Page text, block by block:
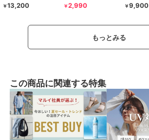
￥13,200 ￥2,990 ￥9,900
もっとみる
この商品に関連する特集